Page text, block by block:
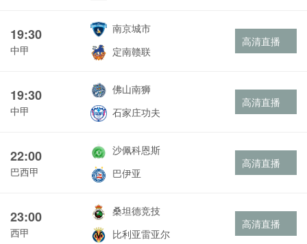
19:30
中甲
南京城市
定南赣联
高清直播
19:30
中甲
佛山南狮
石家庄功夫
高清直播
22:00
巴西甲
沙佩科恩斯
巴伊亚
高清直播
23:00
西甲
桑坦德竞技
比利亚雷亚尔
高清直播